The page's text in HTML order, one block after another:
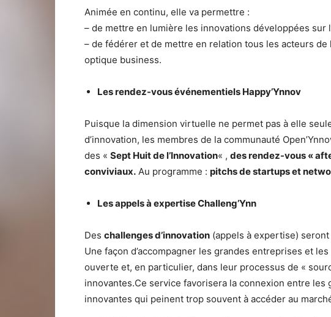
Animée en continu, elle va permettre :
– de mettre en lumière les innovations développées sur
– de fédérer et de mettre en relation tous les acteurs de
optique business.
Les rendez-vous événementiels Happy’Ynnov
Puisque la dimension virtuelle ne permet pas à elle
d’innovation, les membres de la communauté
des « Sept Huit de l’Innovation« , des rendez-vous «
conviviaux. Au programme : pitchs de startups et
Les appels à expertise Challeng’Ynn
Des challenges d’innovation (appels à expertise)
Une façon d’accompagner les grandes entreprises et
ouverte et, en particulier, dans leur processus de «
innovantes.Ce service favorisera la connexion entre les
innovantes qui peinent trop souvent à accéder au